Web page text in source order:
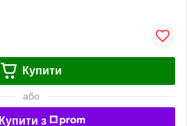
Купити
або
Купити з